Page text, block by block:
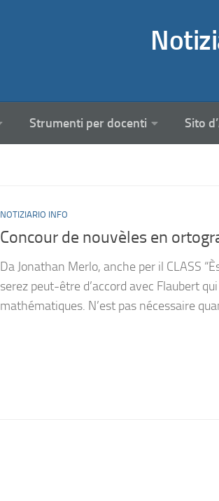
Strumenti per docenti Sito
NOTIZIARIO INFO
Concour de nouvèles en
Da Jonathan Merlo, anche per il CLASS
serez peut-être d’accord avec Flaubert
mathématiques. N’est pas nécessaire